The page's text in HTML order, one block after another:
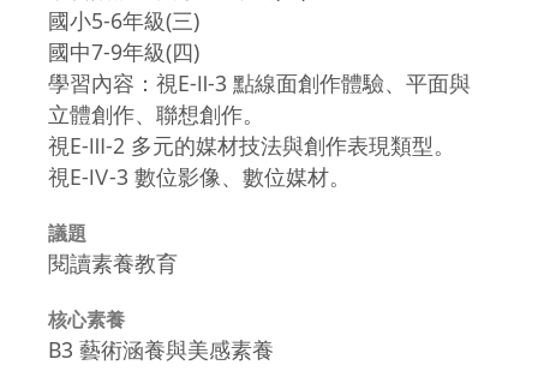
國小5-6年級(三)
國中7-9年級(四)
學習內容：視E-Ⅱ-3 點線面創作體驗、平面與
立體創作、聯想創作。
視E-Ⅲ-2 多元的媒材技法與創作表現類型。
視E-Ⅳ-3 數位影像、數位媒材。
議題
閱讀素養教育
核心素養
B3 藝術涵養與美感素養